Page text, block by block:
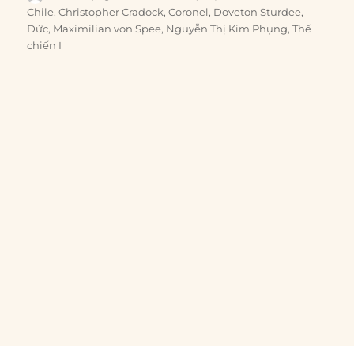
on
Chile,Christopher Cradock,Coronel, Doveton Sturdee,
Đức, Maximilian von Spee, Nguyễn Thị Kim Phụng,Thế
chiến I